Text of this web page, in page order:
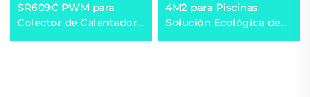
SR609C PWM para
Colector de Calentador
de Agua Solar
4M2 para Piscinas
Solución Ecológica de
Calefacción Solar